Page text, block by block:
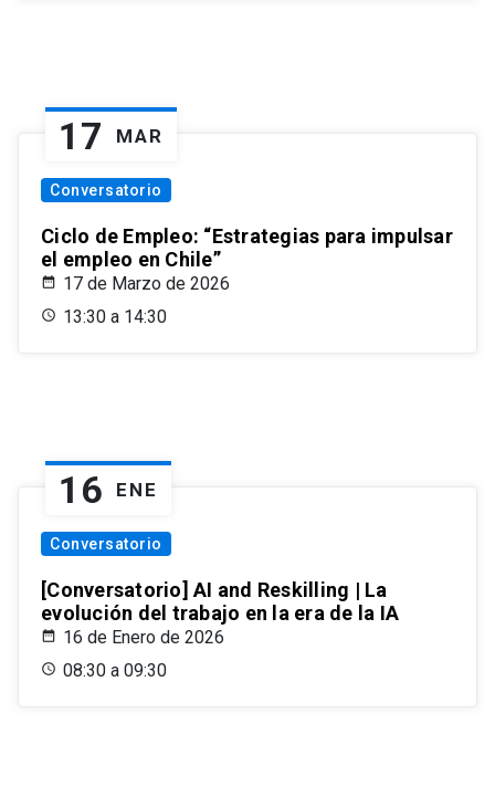
17 MAR
Conversatorio
Ciclo de Empleo: “Estrategias para impulsar
el empleo en Chile”
17 de Marzo de 2026
13:30 a 14:30
16 ENE
Conversatorio
[Conversatorio] AI and Reskilling | La
evolución del trabajo en la era de la IA
16 de Enero de 2026
08:30 a 09:30